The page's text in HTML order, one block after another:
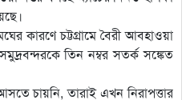
কারণে চট্টগ্রামে বৈরী আবহাওয়া
তিন নম্বর সতর্ক সঙ্কেত
চায়নি, তারাই এখন নিরাপত্তার